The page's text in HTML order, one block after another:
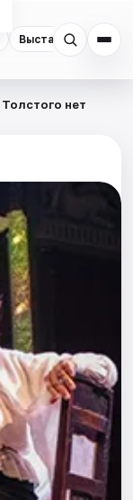
Выставки
Толстого нет